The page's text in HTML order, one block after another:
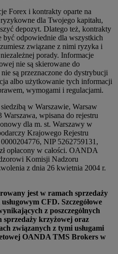
Forex i kontrakty oparte na
dla Twojego kapitału,
depozyt. Dlatego też, kontrakty
być odpowiednie dla wszystkich
związane z nimi ryzyka i
porady. Informacje
nie są skierowane do
są przeznaczone do dystrybucji
albo użytkowanie tych informacji
wymogami i regulacjami.
w Warszawie, Warsaw
wpisana do rejestru
dla m. st. Warszawy w
Krajowego Rejestru
NIP 5262759131,
opłacony w całości. OANDA
Komisji Nadzoru
z dnia 26 kwietnia 2004 r.
jest w ramach sprzedaży
CFD. Szczegółowe
z poszczególnych
sprzedaży krzyżowej oraz
związanych z tymi usługami
OANDA TMS Brokers w